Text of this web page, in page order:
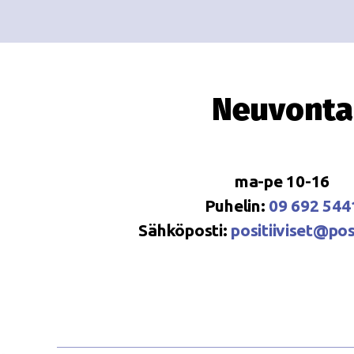
Neuvonta
ma-pe 10-16
Puhelin: 09 692
Sähköposti: